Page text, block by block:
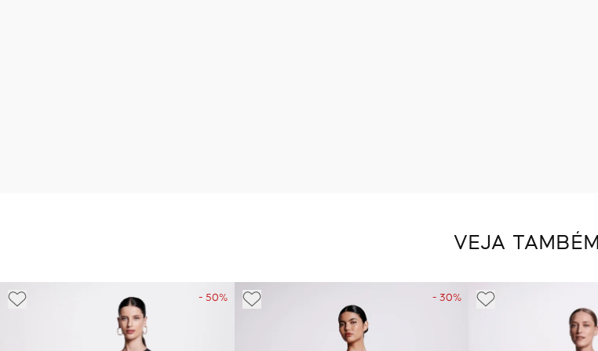
VEJA TAMBÉM
- 50% - 30%